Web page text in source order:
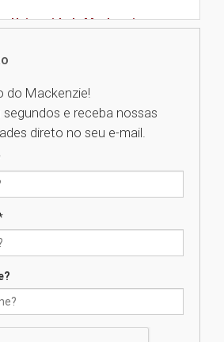
Universidade Mackenzie
Seminário discute desafios
das novas tecnologias em
calouros do segundo semestre
Brasília prepara seus
do Mackenzie!
e receba nossas
direto no seu e-mail.